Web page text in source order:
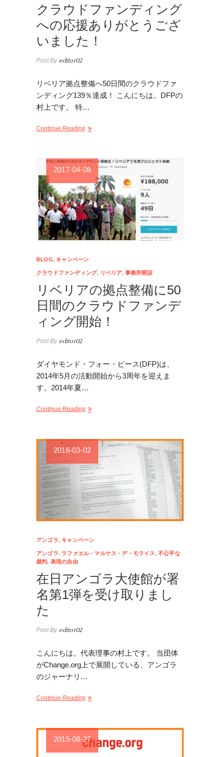
クラウドファンディング
への応援ありがとうござ
いました！
Post Byeditor02
リベリア拠点整備へ50日間のクラウドファ
ンディング139％達成！ こんにちは。DFPの
村上です。 特…
Continue Reading
2017-04-08
BLOG, キャンペーン
クラウドファンディング, リベリア, 事務所開設
リベリアの拠点整備に50
日間のクラウドファンデ
ィング開始！
Post Byeditor02
ダイヤモンド・フォー・ピース(DFP)は、
2014年5月の活動開始から3周年を迎えま
す。2014年夏…
Continue Reading
2016-03-02
アンゴラ, キャンペーン
アンゴラ, ラファエル・マルケス・デ・モライス,不公平な
裁判, 表現の自由
在日アンゴラ大使館が署
名第1弾を受け取りまし
た
Post Byeditor02
こんにちは。代表理事の村上です。 当団体
がChange.org上で展開している、アンゴラ
のジャーナリ…
Continue Reading
2015-08-27